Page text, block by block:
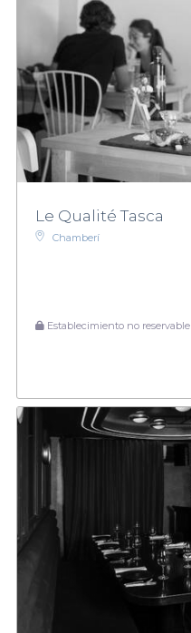
Le Qualité Tasca
Chamberí
Establecimiento no reservable